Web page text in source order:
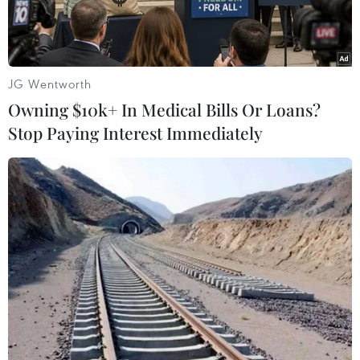
16 nhà dân tốc mái, 3 cột điện đổ sập trong trận lốc xoáy tại xã
Châu Thuận, huyện Quỳ Châu, tỉnh Nghệ An. (Ảnh: TTXVN)
Ngày 12/4, ông Cầm Bá Kinh, Chủ tịch Ủy ban
Nhân dân xã Châu Thuận, huyện Quỳ Châu, tỉnh
JG Wentworth
Owning $10k+ In Medical Bills Or Loans?
Stop Paying Interest Immediately